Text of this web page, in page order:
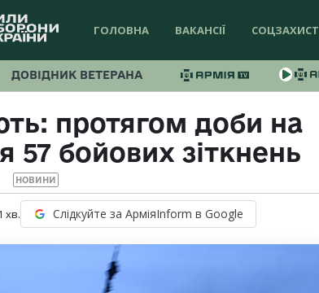
ГОЛОВНА ВАКАНСІЇ СОЦЗАХИСТ
ДОВІДНИК ВЕТЕРАНА
протягом доби на
57 бойових зіткнень
НОВИНИ
хв. Слідкуйте за АрміяInform в Google